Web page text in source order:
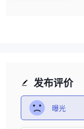
户构成挑战。
市场工具
Tradeplus通过其平台提
权、全球股票、商品
发布评价
曝光